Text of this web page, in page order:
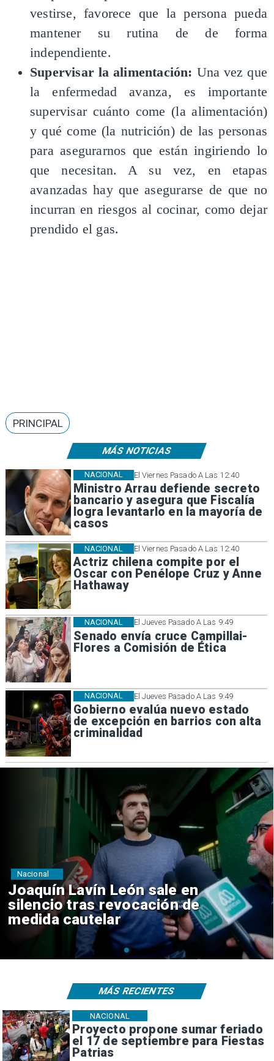
MÁS NOTICIAS
El Viernes Pasado A Las 12:40
Ministro Arrau defiende secreto
bancario y asegura que Fiscalía
logra levantarlo en la mayoría de
casos
NACIONAL
El Viernes Pasado A Las 12:40
Actriz chilena compite por el
Oscar con Penélope Cruz y Anne
Hathaway
NACIONAL
El Jueves Pasado A Las 9:49
Senado envía cruce Campillai-
Flores a Comisión de Ética
NACIONAL
El Jueves Pasado A Las 9:49
Gobierno evalúa nuevo estado
de excepción en barrios con alta
criminalidad
NACIONAL
vestirse, favorece que la persona pueda
mantener su rutina de de forma
independiente.
Supervisar la alimentación: Una vez que
la enfermedad avanza, es importante
supervisar cuánto come (la alimentación)
y qué come (la nutrición) de las personas
para asegurarnos que están ingiriendo lo
que necesitan. A su vez, en etapas
avanzadas hay que asegurarse de que no
incurran en riesgos al cocinar, como dejar
prendido el gas.
PRINCIPAL
Chile y Venezuela formalizan
reinicio de relaciones
consulares
Nacional
Proyecto propone sumar feriado
el 17 de septiembre para Fiestas
Patrias
NACIONAL
MÁS RECIENTES